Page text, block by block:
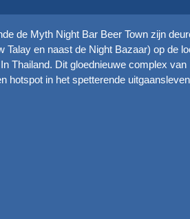
de Myth Night Bar Beer Town zijn
Talay en naast de Night Bazaar) op de
Thailand. Dit gloednieuwe complex van
hotspot in het spetterende